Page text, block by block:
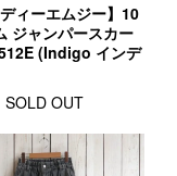
ディーエムジー】10
ジャンパースカー
(Indigo インデ
SOLD OUT